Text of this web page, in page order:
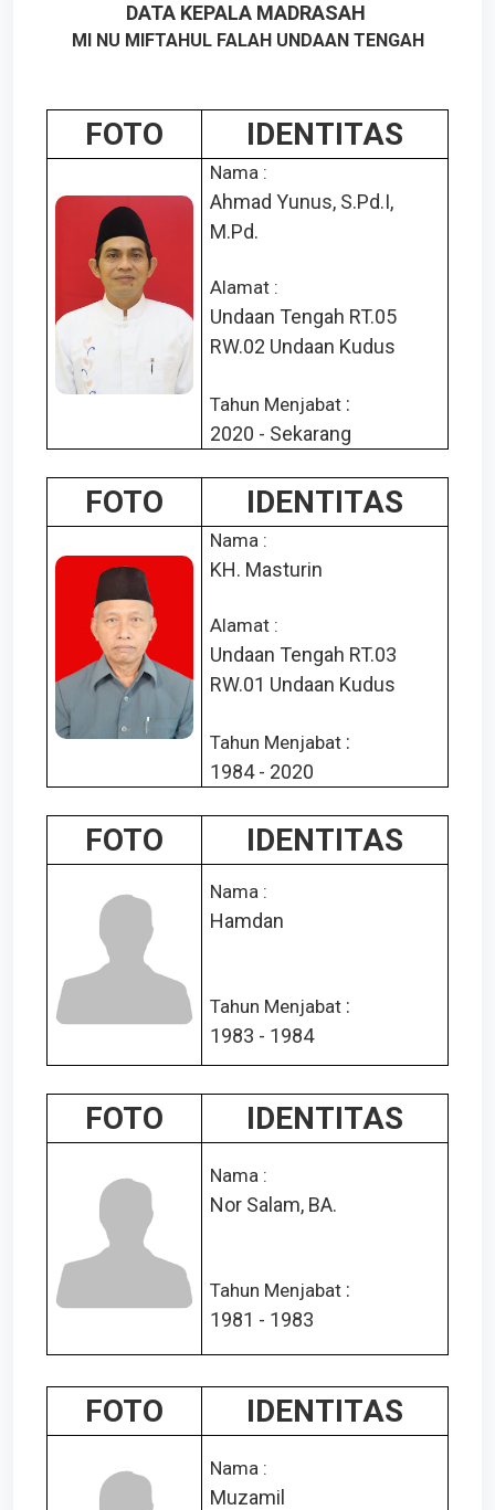
DATA KEPALA MADRASAH
MI NU MIFTAHUL FALAH UNDAAN TENGAH
FOTO IDENTITAS
Nama :
Ahmad Yunus, S.Pd.I,
M.Pd.
Alamat :
Undaan Tengah RT.05
RW.02 Undaan Kudus
Tahun Menjabat :
2020 - Sekarang
FOTO IDENTITAS
Nama :
KH. Masturin
Alamat :
Undaan Tengah RT.03
RW.01 Undaan Kudus
Tahun Menjabat :
1984 - 2020
FOTO IDENTITAS
Nama :
Hamdan
Tahun Menjabat :
1983 - 1984
FOTO IDENTITAS
Nama :
Nor Salam, BA.
Tahun Menjabat :
1981 - 1983
FOTO IDENTITAS
Nama :
Muzamil